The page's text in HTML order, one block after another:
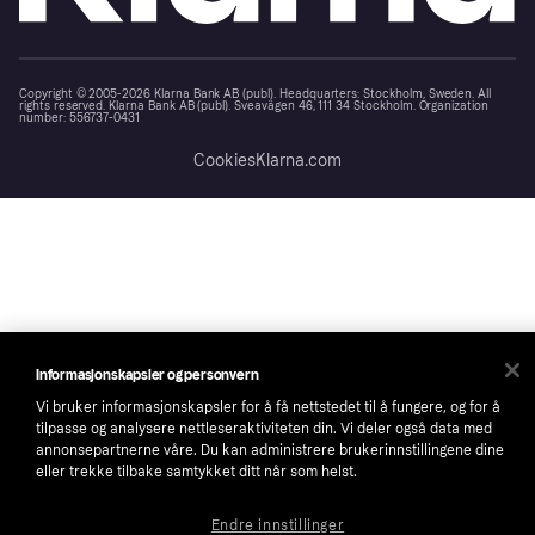
Copyright © 2005-2026 Klarna Bank AB (publ). Headquarters: Stockholm, Sweden. All
rights reserved. Klarna Bank AB (publ). Sveavägen 46, 111 34 Stockholm. Organization
number: 556737-0431
CookiesKlarna.com
Informasjonskapsler og personvern
Vi bruker informasjonskapsler for å få nettstedet til å fungere, og for å
tilpasse og analysere nettleseraktiviteten din. Vi deler også data med
annonsepartnerne våre. Du kan administrere brukerinnstillingene dine
eller trekke tilbake samtykket ditt når som helst.
Endre innstillinger